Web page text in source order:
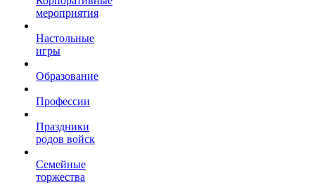
мероприятия
Настольные
игры
Образование
Профессии
Праздники
родов войск
Семейные
торжества